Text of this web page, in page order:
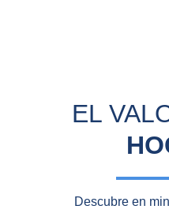
EL
Descubre en